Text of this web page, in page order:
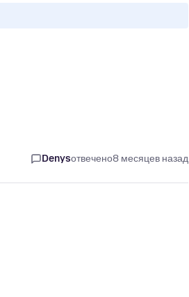
Denysотвечено8 месяцев назад